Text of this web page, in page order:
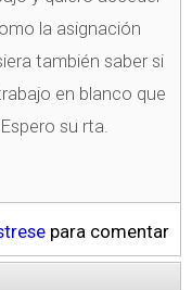
la asignación
también saber si
en blanco que
su rta.
para comentar